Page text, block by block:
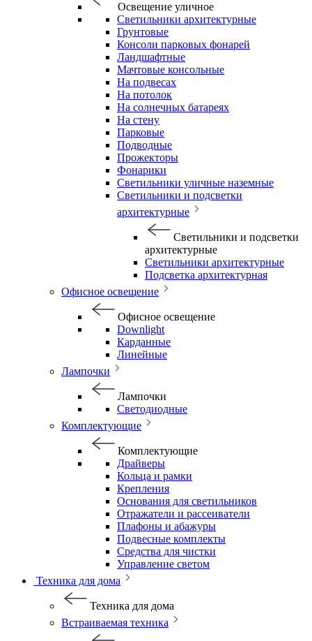
Освещение уличное
Светильники архитектурные
Грунтовые
Консоли парковых фонарей
Ландшафтные
Мачтовые консольные
На подвесах
На потолок
На солнечных батареях
На стену
Парковые
Подводные
Прожекторы
Фонарики
Светильники уличные наземные
Светильники и подсветки
архитектурные
Светильники и подсветки
архитектурные
Светильники архитектурные
Подсветка архитектурная
Офисное освещение
Офисное освещение
Downlight
Карданные
Линейные
Лампочки
Лампочки
Светодиодные
Комплектующие
Комплектующие
Драйверы
Кольца и рамки
Крепления
Основания для светильников
Отражатели и рассеиватели
Плафоны и абажуры
Подвесные комплекты
Средства для чистки
Управление светом
Техника для дома
Техника для дома
Встраиваемая техника